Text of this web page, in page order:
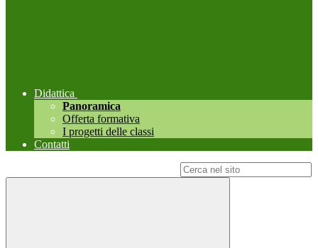
Didattica
Panoramica
Offerta formativa
I progetti delle classi
Contatti